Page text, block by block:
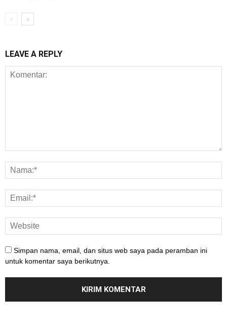
LEAVE A REPLY
Simpan nama, email, dan situs web saya pada peramban ini
untuk komentar saya berikutnya.